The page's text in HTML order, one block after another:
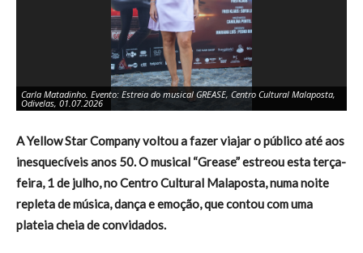
Carla Matadinho. Evento: Estreia do musical GREASE, Centro Cultural Malaposta,
Odivelas, 01.07.2026
A Yellow Star Company voltou a fazer viajar o público até aos
inesquecíveis anos 50. O musical “Grease” estreou esta terça-
feira, 1 de julho, no Centro Cultural Malaposta, numa noite
repleta de música, dança e emoção, que contou com uma
plateia cheia de convidados.